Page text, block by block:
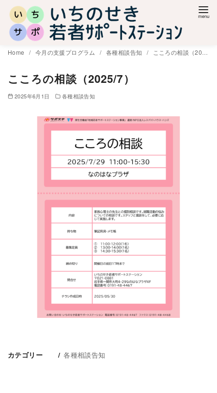
Home 今月の支援プログラム 各種相談告知 こころの相談（2025/7）
こころの相談（2025/7）
2025年6月1日 各種相談告知
カテゴリー 各種相談告知